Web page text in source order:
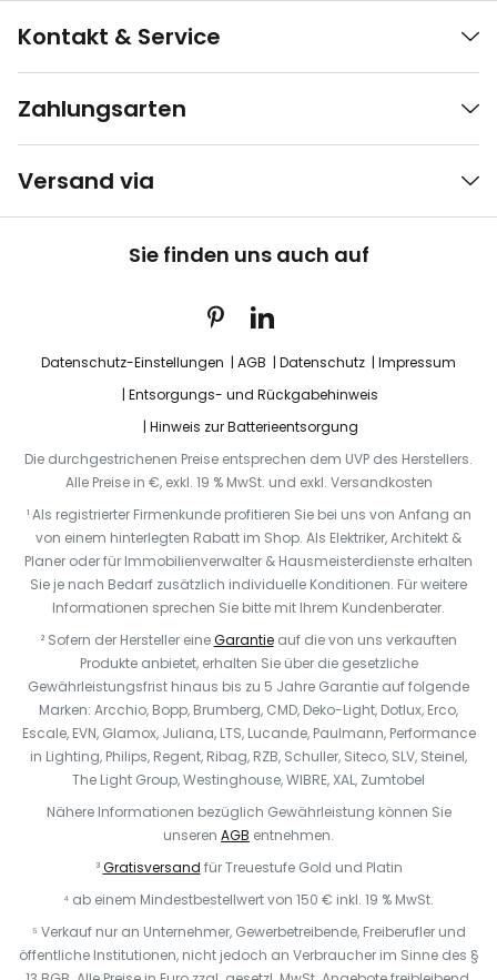
Kontakt & Service
Zahlungsarten
Versand via
Sie finden uns auch auf
Datenschutz-Einstellungen AGB Datenschutz
Impressum
Entsorgungs- und Rückgabehinweis
Hinweis zur Batterieentsorgung
Die durchgestrichenen Preise entsprechen dem UVP des Herstellers.
Alle Preise in €, exkl. 19 % MwSt. und exkl. Versandkosten
¹ Als registrierter Firmenkunde profitieren Sie bei uns von Anfang an
von einem hinterlegten Rabatt im Shop. Als Elektriker, Architekt &
Planer oder für Immobilienverwalter & Hausmeisterdienste erhalten
Sie je nach Bedarf zusätzlich individuelle Konditionen. Für weitere
Informationen sprechen Sie bitte mit Ihrem Kundenberater.
² Sofern der Hersteller eineGarantieauf die von uns verkauften
Produkte anbietet, erhalten Sie über die gesetzliche
Gewährleistungsfrist hinaus bis zu 5 Jahre Garantie auf folgende
Marken: Arcchio, Bopp, Brumberg, CMD, Deko-Light, Dotlux, Erco,
Escale, EVN, Glamox, Juliana, LTS, Lucande, Paulmann, Performance
in Lighting, Philips, Regent, Ribag, RZB, Schuller, Siteco, SLV, Steinel,
The Light Group, Westinghouse, WIBRE, XAL, Zumtobel
Nähere Informationen bezüglich Gewährleistung können Sie
unseren AGB entnehmen.
³Gratisversand für Treuestufe Gold und Platin
⁴ ab einem Mindestbestellwert von 150 € inkl. 19 % MwSt.
⁵ Verkauf nur an Unternehmer, Gewerbetreibende, Freiberufler und
öffentliche Institutionen, nicht jedoch an Verbraucher im Sinne des §